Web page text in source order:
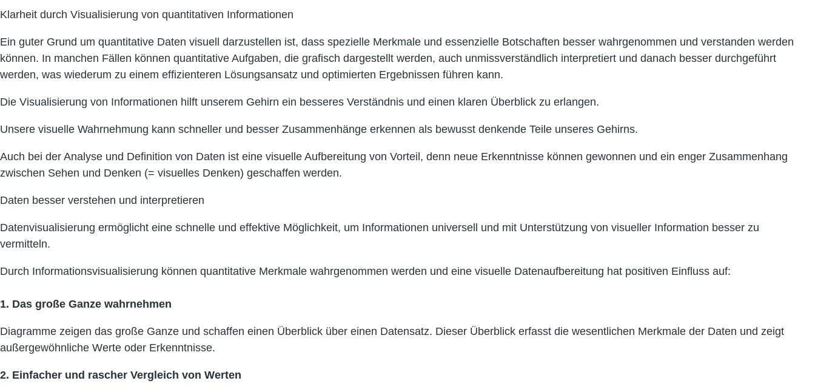
Klarheit durch Visualisierung von quantitativen Informationen
Ein guter Grund um quantitative Daten visuell darzustellen ist, dass spezielle Merkmale und essenzielle Botschaften besser wahrgenommen und verstanden werden
können. In manchen Fällen können quantitative Aufgaben, die grafisch dargestellt werden, auch unmissverständlich interpretiert und danach besser durchgeführt
werden, was wiederum zu einem effizienteren Lösungsansatz und optimierten Ergebnissen führen kann.
Die Visualisierung von Informationen hilft unserem Gehirn ein besseres Verständnis und einen klaren Überblick zu erlangen.
Unsere visuelle Wahrnehmung kann schneller und besser Zusammenhänge erkennen als bewusst denkende Teile unseres Gehirns.
Auch bei der Analyse und Definition von Daten ist eine visuelle Aufbereitung von Vorteil, denn neue Erkenntnisse können gewonnen und ein enger Zusammenhang
zwischen Sehen und Denken (= visuelles Denken) geschaffen werden.
Daten besser verstehen und interpretieren
Datenvisualisierung ermöglicht eine schnelle und effektive Möglichkeit, um Informationen universell und mit Unterstützung von visueller Information besser zu
vermitteln.
Durch Informationsvisualisierung können quantitative Merkmale wahrgenommen werden und eine visuelle Datenaufbereitung hat positiven Einfluss auf:
1. Das große Ganze wahrnehmen
Diagramme zeigen das große Ganze und schaffen einen Überblick über einen Datensatz. Dieser Überblick erfasst die wesentlichen Merkmale der Daten und zeigt
außergewöhnliche Werte oder Erkenntnisse.
2. Einfacher und rascher Vergleich von Werten